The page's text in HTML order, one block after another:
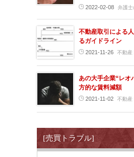
2022-02-08 弁護士
不動産取引による
るガイドライン
2021-11-26 不動産
あの大手企業“レオ
方的な賃料減額
2021-11-02 不動産
[売買トラブル]